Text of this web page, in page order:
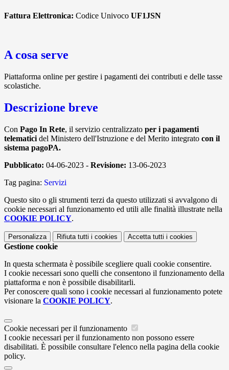
Fattura Elettronica: Codice Univoco UF1JSN
A cosa serve
Piattaforma online per gestire i pagamenti dei contributi e delle tasse
scolastiche.
Descrizione breve
Con Pago In Rete, il servizio centralizzato per i pagamenti
telematici del Ministero dell'Istruzione e del Merito integrato con il
sistema pagoPA.
Pubblicato: 04-06-2023 - Revisione: 13-06-2023
Tag pagina: Servizi
Questo sito o gli strumenti terzi da questo utilizzati si avvalgono di
cookie necessari al funzionamento ed utili alle finalità illustrate nella
COOKIE POLICY.
Personalizza Rifiuta tutti i cookies Accetta tutti i cookies
Gestione cookie
In questa schermata è possibile scegliere quali cookie consentire.
I cookie necessari sono quelli che consentono il funzionamento della
piattaforma e non è possibile disabilitarli.
Per conoscere quali sono i cookie necessari al funzionamento potete
visionare la COOKIE POLICY.
Cookie necessari per il funzionamento
I cookie necessari per il funzionamento non possono essere
disabilitati. È possibile consultare l'elenco nella pagina della cookie
policy.